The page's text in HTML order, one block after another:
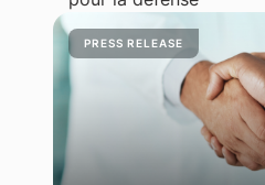
PRESS RELEASE